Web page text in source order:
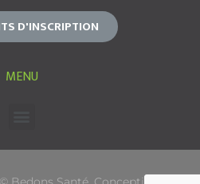
D'INSCRIPTION
MENU